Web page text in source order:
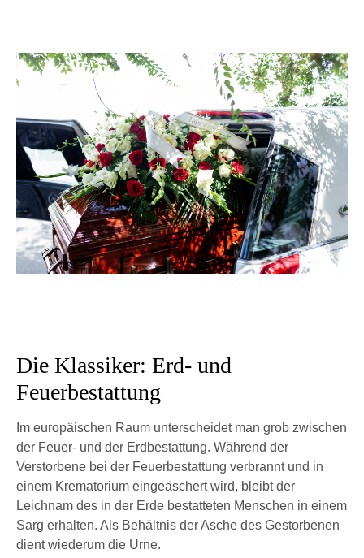
Die Klassiker: Erd- und
Feuerbestattung
Im europäischen Raum unterscheidet man grob zwischen
der Feuer- und der Erdbestattung. Während der
Verstorbene bei der Feuerbestattung verbrannt und in
einem Krematorium eingeäschert wird, bleibt der
Leichnam des in der Erde bestatteten Menschen in einem
Sarg erhalten. Als Behältnis der Asche des Gestorbenen
dient wiederum die Urne.